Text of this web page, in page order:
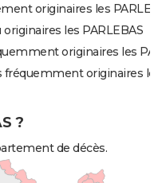
originaires les
les PARLEBAS
originaires les
originaires
?
de décès.